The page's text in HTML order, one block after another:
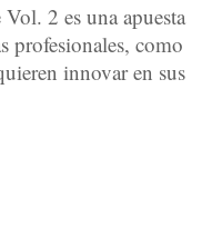
2 es una apuesta
profesionales, como
innovar en sus